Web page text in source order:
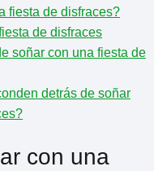
fiesta de disfraces?
de disfraces
soñar con una fiesta de
detrás de soñar
con una